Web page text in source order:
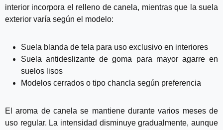
interior incorpora el relleno de canela, mientras que la suela
exterior varía según el modelo:
Suela blanda de tela para uso exclusivo en interiores
Suela antideslizante de goma para mayor agarre en
suelos lisos
Modelos cerrados o tipo chancla según preferencia
El aroma de canela se mantiene durante varios meses de
uso regular. La intensidad disminuye gradualmente, aunque